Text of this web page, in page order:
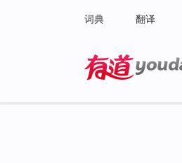
词典 翻译